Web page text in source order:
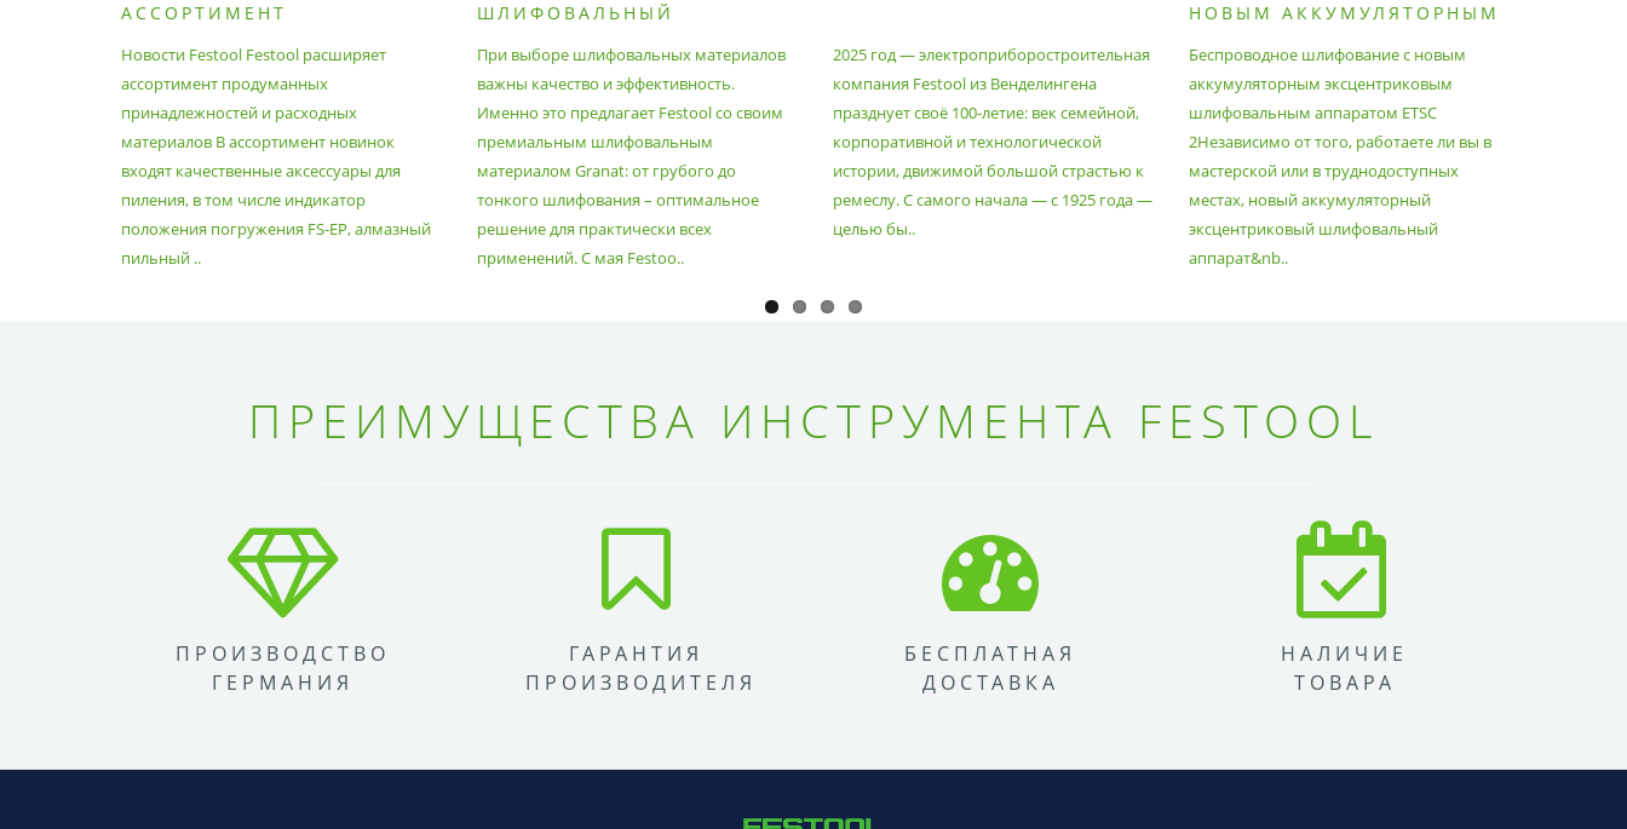
АССОРТИМЕНТ
ПРИНАДЛЕЖНОСТЕЙ И
РАСХОДНЫХ МАТЕРИАЛОВ
Новости Festool Festool расширяет
ассортимент продуманных
принадлежностей и расходных
материалов В ассортимент новинок
входят качественные аксессуары для
пиления, в том числе индикатор
положения погружения FS-EP, алмазный
пильный ..
ШЛИФОВАЛЬНЫЙ
При выборе шлифовальных материалов
важны качество и эффективность.
Именно это предлагает Festool со своим
премиальным шлифовальным
материалом Granat: от грубого до
тонкого шлифования – оптимальное
решение для практически всех
применений. С мая Festoo..
2025 год — электроприборостроительная
компания Festool из Венделингена
празднует своё 100-летие: век семейной,
корпоративной и технологической
истории, движимой большой страстью к
ремеслу. С самого начала — с 1925 года —
целью бы..
НОВЫМ АККУМУЛЯТОРНЫМ
АППАРАТОМ ETSC2
Беспроводное шлифование с новым
аккумуляторным эксцентриковым
шлифовальным аппаратом ETSC
2Независимо от того, работаете ли вы в
мастерской или в труднодоступных
местах, новый аккумуляторный
эксцентриковый шлифовальный
аппарат&nb..
ПРЕИМУЩЕСТВА ИНСТРУМЕНТА FESTOOL
ПРОИЗВОДСТВО
ГЕРМАНИЯ
ГАРАНТИЯ
ПРОИЗВОДИТЕЛЯ
БЕСПЛАТНАЯ
ДОСТАВКА
НАЛИЧИЕ
ТОВАРА